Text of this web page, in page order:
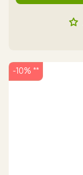
-10% **